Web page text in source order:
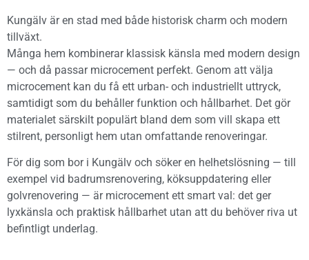
Kungälv är en stad med både historisk charm och modern
tillväxt.
Många hem kombinerar klassisk känsla med modern design
— och då passar microcement perfekt. Genom att välja
microcement kan du få ett urban- och industriellt uttryck,
samtidigt som du behåller funktion och hållbarhet. Det gör
materialet särskilt populärt bland dem som vill skapa ett
stilrent, personligt hem utan omfattande renoveringar.
För dig som bor i Kungälv och söker en helhetslösning — till
exempel vid badrumsrenovering, köksuppdatering eller
golvrenovering — är microcement ett smart val: det ger
lyxkänsla och praktisk hållbarhet utan att du behöver riva ut
befintligt underlag.